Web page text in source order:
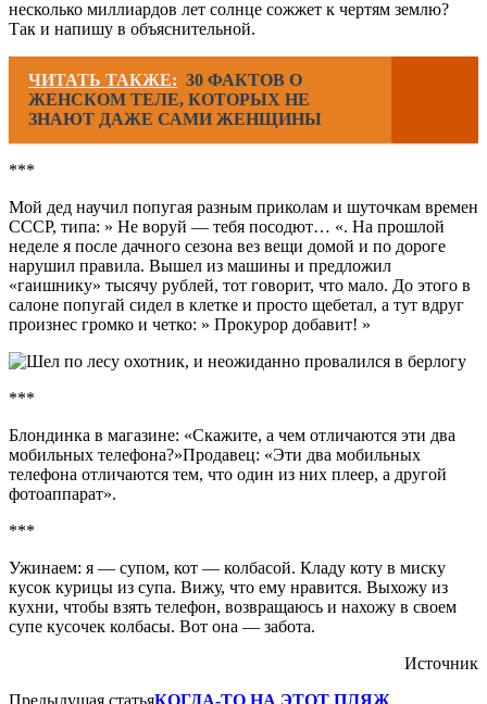
несколько миллиардов лет солнце сожжет к чертям землю?
Так и напишу в объяснительной.
ЧИТАТЬ ТАКЖЕ: 30 ФАКТОВ О
ЖЕНСКОМ ТЕЛЕ, КОТОРЫХ НЕ
ЗНАЮТ ДАЖЕ САМИ ЖЕНЩИНЫ
***
Мой дед научил попугая разным приколам и шуточкам времен
СССР, типа: » Не воруй — тебя посодют… «. На прошлой
неделе я после дачного сезона вез вещи домой и по дороге
нарушил правила. Вышел из машины и предложил
«гаишнику» тысячу рублей, тот говорит, что мало. До этого в
салоне попугай сидел в клетке и просто щебетал, а тут вдруг
произнес громко и четко: » Прокурор добавит! »
***
Блондинка в магазине: «Скажите, а чем отличаются эти два
мобильных телефона?»Продавец: «Эти два мобильных
телефона отличаются тем, что один из них плеер, а другой
фотоаппарат».
***
Ужинаем: я — супом, кот — колбасой. Кладу коту в миску
кусок курицы из супа. Вижу, что ему нравится. Выхожу из
кухни, чтобы взять телефон, возвращаюсь и нахожу в своем
супе кусочек колбасы. Вот она — забота.
Источник
Предыдущая статьяКОГДА-ТО НА ЭТОТ ПЛЯЖ